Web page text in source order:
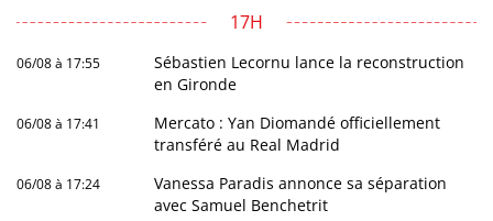
17H
06/08 à 17:55
Sébastien Lecornu lance la reconstruction
en Gironde
06/08 à 17:41
Mercato : Yan Diomandé officiellement
transféré au Real Madrid
06/08 à 17:24
Vanessa Paradis annonce sa séparation
avec Samuel Benchetrit